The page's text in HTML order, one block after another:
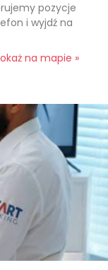
pozycje
i wyjdź na
na mapie »